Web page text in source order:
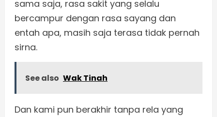
sama saja, rasa sakit yang selalu
bercampur dengan rasa sayang dan
entah apa, masih saja terasa tidak pernah
sirna.
See also Wak Tinah
Dan kami pun berakhir tanpa rela yang